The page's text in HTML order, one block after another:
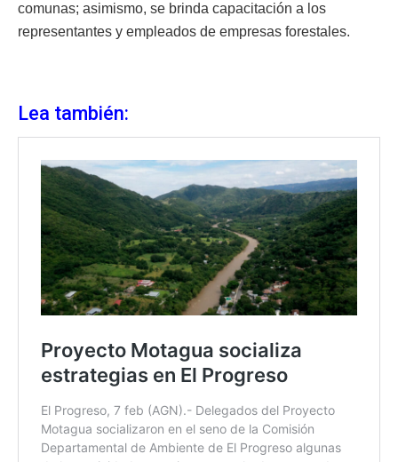
comunas; asimismo, se brinda capacitación a los
representantes y empleados de empresas forestales.
Lea también: